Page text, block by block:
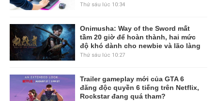
Thứ sáu lúc 10:34
Onimusha: Way of the Sword mất
tầm 20 giờ để hoàn thành, hai mức
độ khó dành cho newbie và lão làng
Thứ sáu lúc 10:27
Trailer gameplay mới của GTA 6
đăng độc quyền 6 tiếng trên Netflix,
Rockstar đang quá tham?